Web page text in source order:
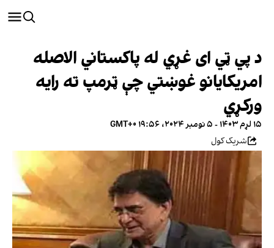
د پي ټي ای غړي له پاکستاني الاصله
امریکایانو غوښتي چې ټرمپ ته رایه
ورکړي
۱۵ لړم ۱۴۰۳ - ۵ نومبر ۲۰۲۴، ۱۹:۵۶ GMT+۰
شریک کول